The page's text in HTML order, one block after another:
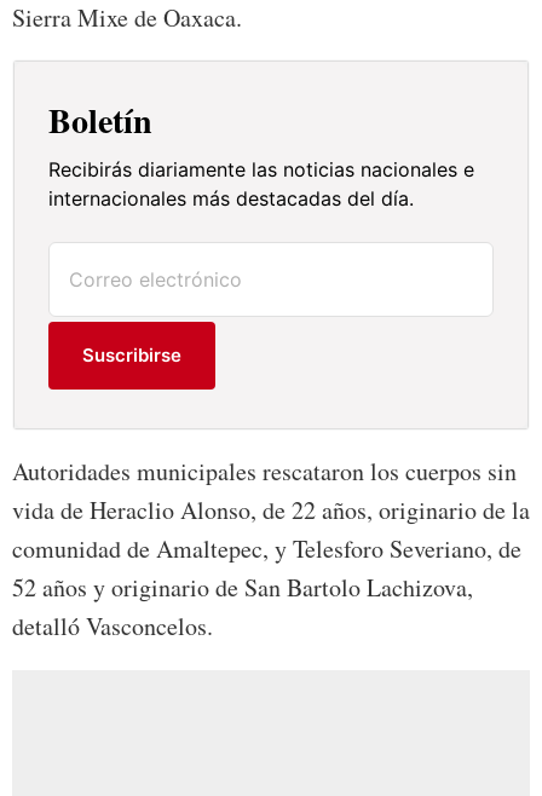
Sierra Mixe de Oaxaca.
Boletín
Recibirás diariamente las noticias nacionales e
internacionales más destacadas del día.
Suscribirse
Autoridades municipales rescataron los cuerpos sin
vida de Heraclio Alonso, de 22 años, originario de la
comunidad de Amaltepec, y Telesforo Severiano, de
52 años y originario de San Bartolo Lachizova,
detalló Vasconcelos.